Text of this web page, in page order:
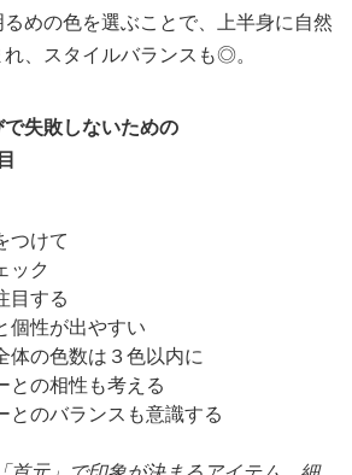
めの色を選ぶことで、上半身に自然
、スタイルバランスも◎。
失敗しないための
つけて
ック
目する
個性が出やすい
体の色数は３色以内に
との相性も考える
とのバランスも意識する